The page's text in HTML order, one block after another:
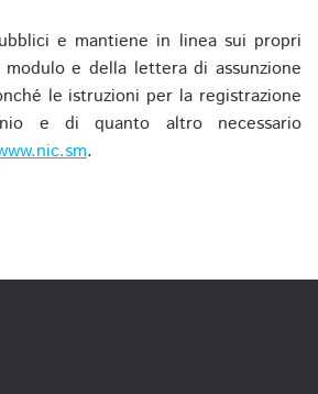
e mantiene in linea sui propri
e della lettera di assunzione
le istruzioni per la registrazione
e di quanto altro necessario
.